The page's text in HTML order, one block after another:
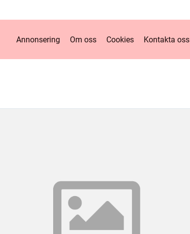
Annonsering Om oss Cookies Kontakta oss